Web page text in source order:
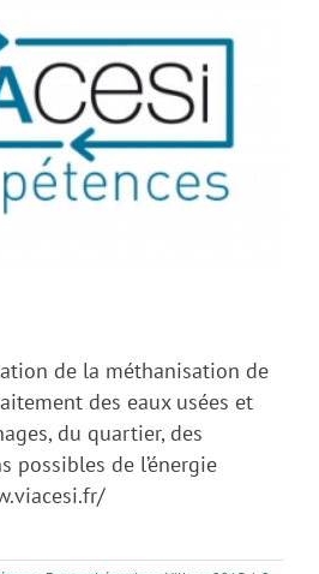
de la méthanisation de
des eaux usées et
du quartier, des
possibles de l’énergie